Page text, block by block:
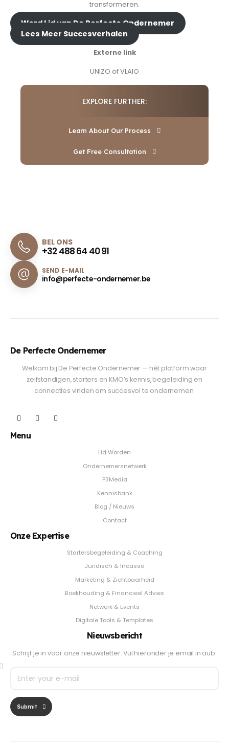
transformeren.
Word Lid van De Perfecte Ondernemer
Lees Meer Succesverhalen
Externe link
UNIZO ofVLAIO
EXPLORE FURTHER:
Learn About Our Process
Get Free Consultation
BEL ONS
+32 488 64 40 91
SEND E-MAIL
info@perfecte-ondernemer.be
De Perfecte Ondernemer
Welkom bij De Perfecte Ondernemer — hét platform waar
zelfstandigen, starters en KMO’s kennis, begeleiding en
connecties vinden om succesvol te ondernemen.
Menu
Lid Worden
Ondernemersnetwerk
P3Media
Kennisbank
Blog / Nieuws
Contact
Onze Expertise
Startersbegeleiding & Coaching
Juridisch & Incasso
Marketing & Zichtbaarheid
Boekhouding & Financieel Advies
Netwerk & Events
Digitale Tools & Templates
Nieuwsbericht
Schrijf je in voor onze nieuwsletter. Vul hieronder je email in aub.
Submit